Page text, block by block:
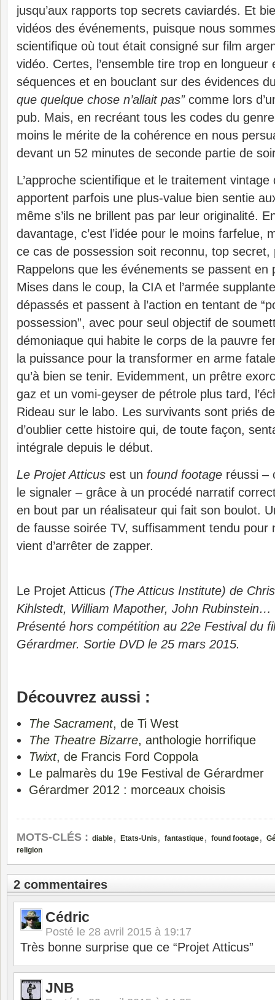
jusqu’aux rapports top secrets caviardés. Et
vidéos des événements, puisque nous
scientifique où tout était consigné sur film
vidéo. Certes, l’ensemble tire trop en
séquences et en bouclant sur des évidences
que quelque chose n’allait pas”comme lors
pub. Mais, en recréant tous les codes du
moins le mérite de la cohérence en nous
devant un 52 minutes de seconde partie de
L’approche scientifique et le traitement
apportent parfois une plus-value bien sentie
même s’ils ne brillent pas par leur originalité.
davantage, c’est l’idée pour le moins farfelue,
ce cas de possession soit reconnu, top secret,
Rappelons que les événements se passent en
Mises dans le coup, la CIA et l’armée
dépassés et passent à l’action en tentant de
possession”, avec pour seul objectif de
démoniaque qui habite le corps de la pauvre
la puissance pour la transformer en arme
qu’à bien se tenir. Evidemment, un prêtre
gaz et un vomi-geyser de pétrole plus tard,
Rideau sur le labo. Les survivants sont priés
d’oublier cette histoire qui, de toute façon,
intégrale depuis le début.
Le Projet Atticus est un found footage réussi –
le signaler – grâce à un procédé narratif
en bout par un réalisateur qui fait son boulot.
de fausse soirée TV, suffisamment tendu pour
vient d’arrêter de zapper.
Le Projet Atticus (The Atticus Institute) de
Kihlstedt, William Mapother, John
Présenté hors compétition au 22e Festival du
Gérardmer. Sortie DVD le 25 mars 2015.
Découvrez aussi :
The Sacrament, de Ti West
The Theatre Bizarre, anthologie horrifique
Twixt, de Francis Ford Coppola
Le palmarès du 19e Festival de Gérardmer
Gérardmer 2012 : morceaux choisis
MOTS-CLÉS : diable, Etats-Unis , fantastique, found footage,
religion
2 commentaires
Cédric
Posté le 28 avril 2015 à 19:17
Très bonne surprise que ce “Projet Atticus”
JNB